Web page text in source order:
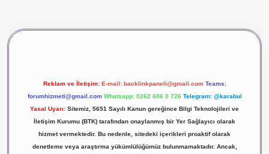
Reklam ve İletişim: E-mail: backlinkpaneli@gmail.com Teams:
forumhizmeti@gmail.com Whatsapp: 0262 606 0 726 Telegram: @karabul
Yasal Uyarı: Sitemiz, 5651 Sayılı Kanun gereğince Bilgi Teknolojileri ve
İletişim Kurumu (BTK) tarafından onaylanmış bir Yer Sağlayıcı olarak
hizmet vermektedir. Bu nedenle, sitedeki içerikleri proaktif olarak
denetleme veya araştırma yükümlülüğümüz bulunmamaktadır. Ancak,